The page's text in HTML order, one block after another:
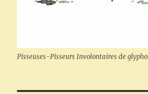
Pisseuses-Pisseurs Involontaires de